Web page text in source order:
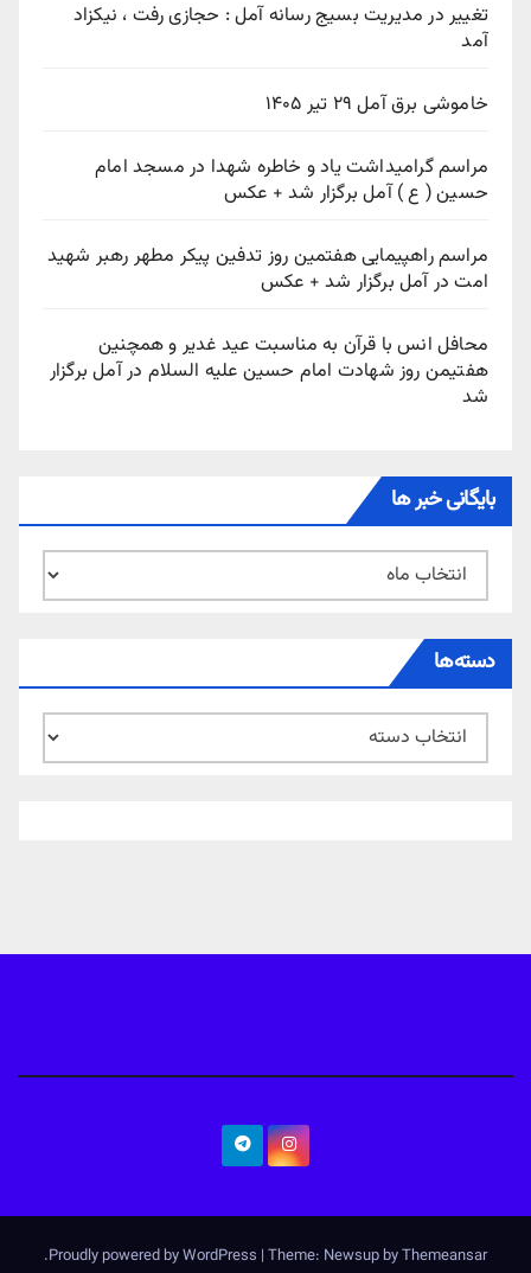
تغییر در مدیریت بسیج رسانه آمل : حجازی رفت ، نیکزاد
آمد
خاموشی برق آمل ۲۹ تیر ۱۴۰۵
مراسم گرامیداشت یاد و خاطره شهدا در مسجد امام
حسین ( ع ) آمل برگزار شد + عکس
مراسم راهپیمایی هفتمین روز تدفین پیکر مطهر رهبر شهید
امت در آمل برگزار شد + عکس
محافل انس با قرآن به مناسبت عید غدیر و همچنین
هفتیمن روز شهادت امام حسین علیه السلام در آمل برگزار
شد
بایگانی خبر ها
بایگانی
خبر
ها
دسته‌ها
دسته‌ها
Proudly powered by WordPress | Theme: Newsup byThemeansar
.